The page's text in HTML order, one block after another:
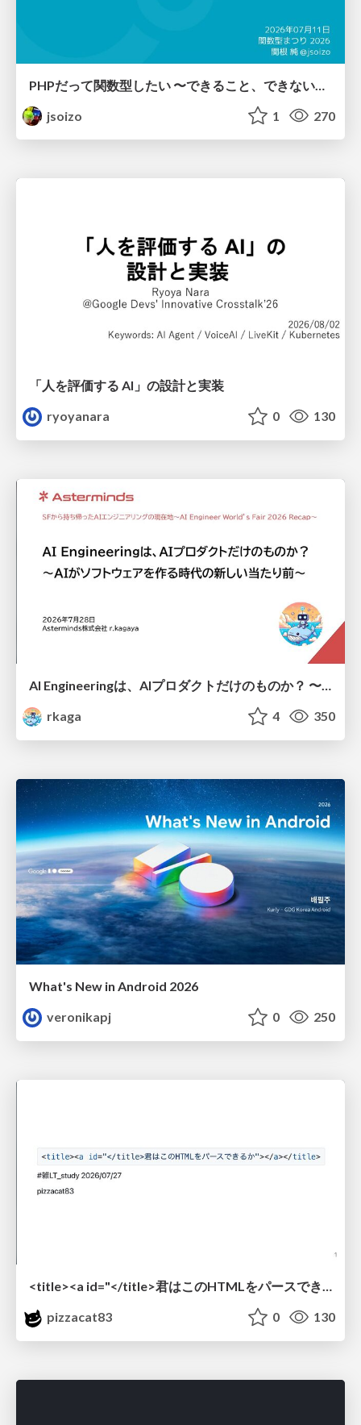
jsoizo
1 270
「人を評価する AI」の 設計と実装
ryoyanara
0 130
AI Engineeringは、AIプロダクトだけのものか？ 〜AIがソフトウェアを作る時代の新しい当たり前〜 / No AI in your product. AI Engineering in your development.
rkaga
4 350
What's New in Android 2026
veronikapj
0 250
<title><a id="</title>君はこのHTMLをパースできるか"></a></title> #雑LT_study
pizzacat83
0 130